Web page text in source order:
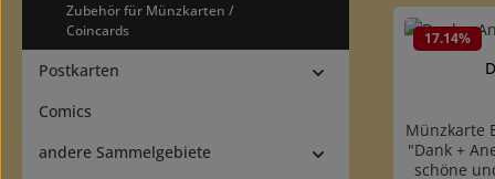
Zubehör für Münzkarten /
Coincards
Postkarten
Comics
andere Sammelgebiete
17.14%
Münzkarte
"Dank +
schöne